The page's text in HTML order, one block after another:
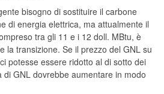
bisogno di sostituire il carbone
di energia elettrica, ma attualmente il
tra gli 11 e i 12 doll. MBtu, è
la transizione. Se il prezzo del GNL su
potesse essere ridotto al di sotto dei
GNL dovrebbe aumentare in modo